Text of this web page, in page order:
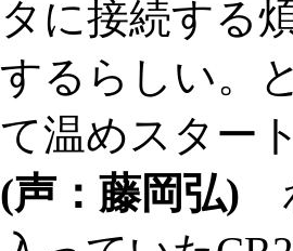
タに接続する
するらしい。
て温めスター
(声：藤岡弘)